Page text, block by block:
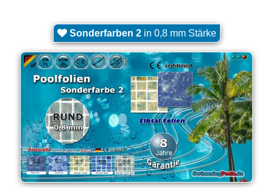
Sonderfarben 2in 0,8 mm Stärke